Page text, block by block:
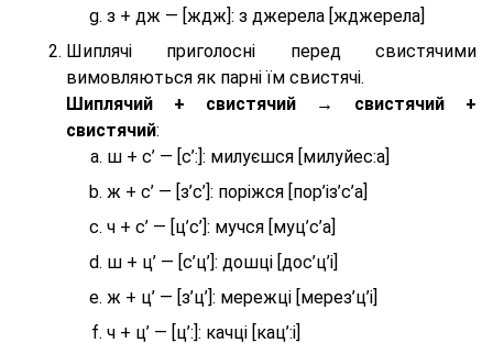
з + дж — [ждж]: з джерела [жджерела]
Шиплячі приголосні перед свистячими
вимовляються як парні їм свистячі.
Шиплячий + свистячий → свистячий +
свистячий:
ш + с’ — [с’:]: милуєшся [милуйес:а]
ж + с’ — [з’с’]: поріжся [пор’із’с’а]
ч + с’ — [ц’с’]: мучся [муц’с’а]
ш + ц’ — [с’ц’]: дошці [дос’ц’і]
ж + ц’ — [з’ц’]: мережці [мерез’ц’і]
ч + ц’ — [ц’:]: качці [кац’:і]